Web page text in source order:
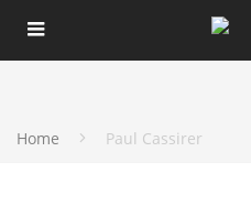
Home Paul Cassirer